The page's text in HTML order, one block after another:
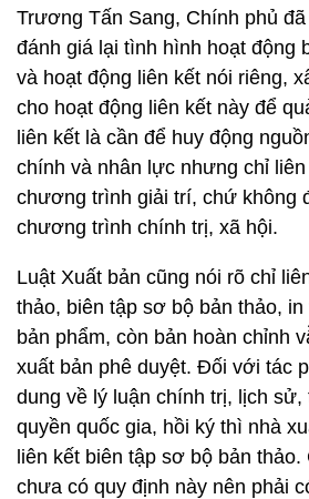
Trương Tấn Sang, Chính phủ
đánh giá lại tình hình hoạt động
và hoạt động liên kết nói riêng,
cho hoạt động liên kết này để
liên kết là cần để huy động
chính và nhân lực nhưng chỉ
chương trình giải trí, chứ không
chương trình chính trị, xã hội.
Luật Xuất bản cũng nói rõ chỉ
thảo, biên tập sơ bộ bản thảo,
bản phẩm, còn bản hoàn chỉnh
xuất bản phê duyệt. Đối với tác
dung về lý luận chính trị, lịch sử,
quyền quốc gia, hồi ký thì nhà
liên kết biên tập sơ bộ bản
chưa có quy định này nên phải